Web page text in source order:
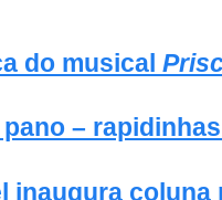
do musical
pano –
inaugura coluna